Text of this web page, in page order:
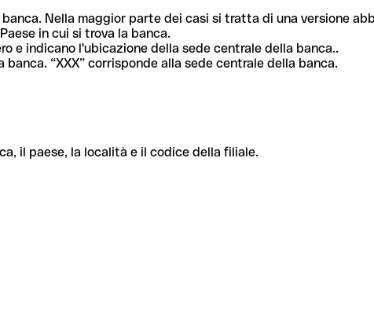
Nella maggior parte dei casi si tratta di una versione
in cui si trova la banca.
e indicano l'ubicazione della sede centrale della banca..
“XXX” corrisponde alla sede centrale della banca.
il paese, la località e il codice della filiale.